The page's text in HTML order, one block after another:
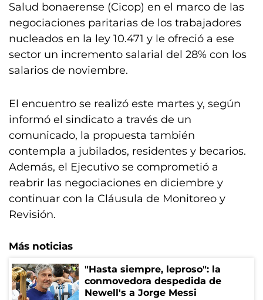
Salud bonaerense (Cicop) en el marco de las
negociaciones paritarias de los trabajadores
nucleados en la ley 10.471 y le ofreció a ese
sector un incremento salarial del 28% con los
salarios de noviembre.
El encuentro se realizó este martes y, según
informó el sindicato a través de un
comunicado, la propuesta también
contempla a jubilados, residentes y becarios.
Además, el Ejecutivo se comprometió a
reabrir las negociaciones en diciembre y
continuar con la Cláusula de Monitoreo y
Revisión.
Más noticias
"Hasta siempre, leproso": la
conmovedora despedida de
Newell's a Jorge Messi